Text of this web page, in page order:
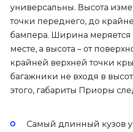
универсальны. Высота
точки переднего, до
бампера. Ширина
месте, а высота – от
крайней верхней точки
багажники не входя в
этого, габариты Приоры
Самый длинный кузов у